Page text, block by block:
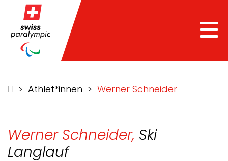
> Athlet*innen > Werner Schneider
Werner Schneider, Ski
Langlauf